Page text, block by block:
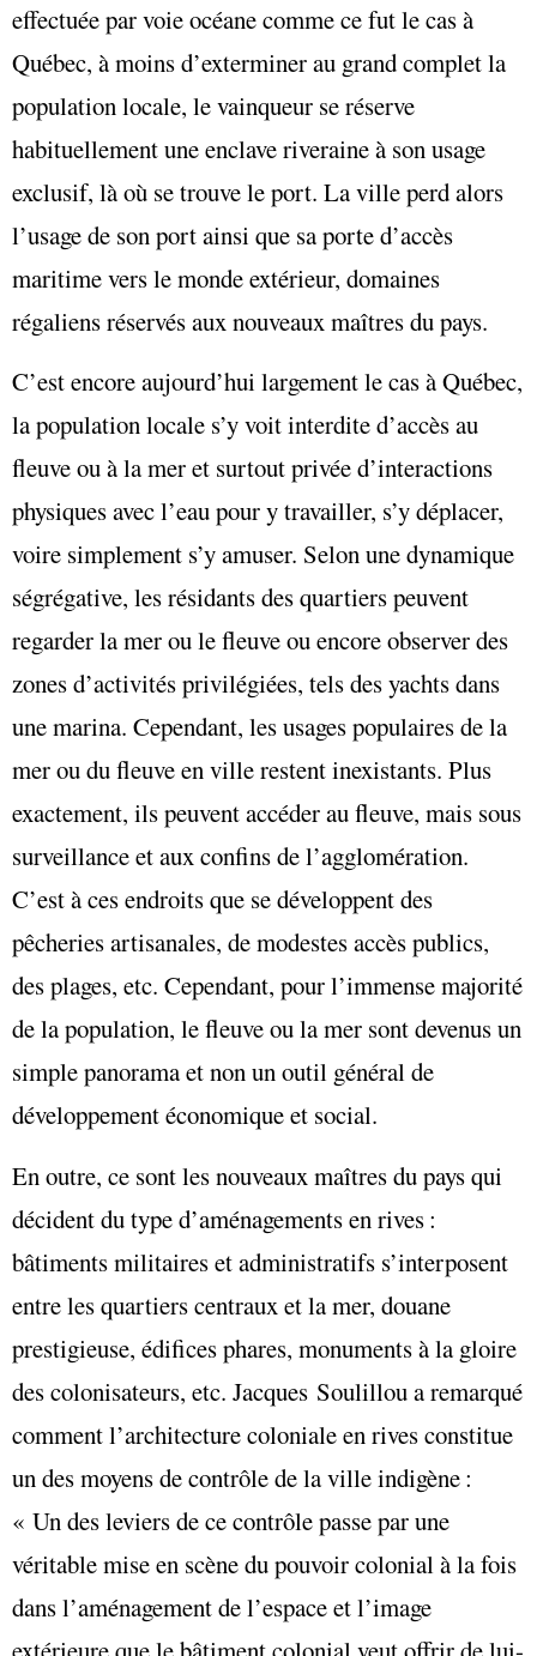
effectuée par voie océane comme ce fut le cas à
Québec, à moins d’exterminer au grand complet la
population locale, le vainqueur se réserve
habituellement une enclave riveraine à son usage
exclusif, là où se trouve le port. La ville perd alors
l’usage de son port ainsi que sa porte d’accès
maritime vers le monde extérieur, domaines
régaliens réservés aux nouveaux maîtres du pays.
C’est encore aujourd’hui largement le cas à Québec,
la population locale s’y voit interdite d’accès au
fleuve ou à la mer et surtout privée d’interactions
physiques avec l’eau pour y travailler, s’y déplacer,
voire simplement s’y amuser. Selon une dynamique
ségrégative, les résidants des quartiers peuvent
regarder la mer ou le fleuve ou encore observer des
zones d’activités privilégiées, tels des yachts dans
une marina. Cependant, les usages populaires de la
mer ou du fleuve en ville restent inexistants. Plus
exactement, ils peuvent accéder au fleuve, mais sous
surveillance et aux confins de l’agglomération.
C’est à ces endroits que se développent des
pêcheries artisanales, de modestes accès publics,
des plages, etc. Cependant, pour l’immense majorité
de la population, le fleuve ou la mer sont devenus un
simple panorama et non un outil général de
développement économique et social.
En outre, ce sont les nouveaux maîtres du pays qui
décident du type d’aménagements en rives :
bâtiments militaires et administratifs s’interposent
entre les quartiers centraux et la mer, douane
prestigieuse, édifices phares, monuments à la gloire
des colonisateurs, etc. Jacques Soulillou a remarqué
comment l’architecture coloniale en rives constitue
un des moyens de contrôle de la ville indigène :
« Un des leviers de ce contrôle passe par une
véritable mise en scène du pouvoir colonial à la fois
dans l’aménagement de l’espace et l’image